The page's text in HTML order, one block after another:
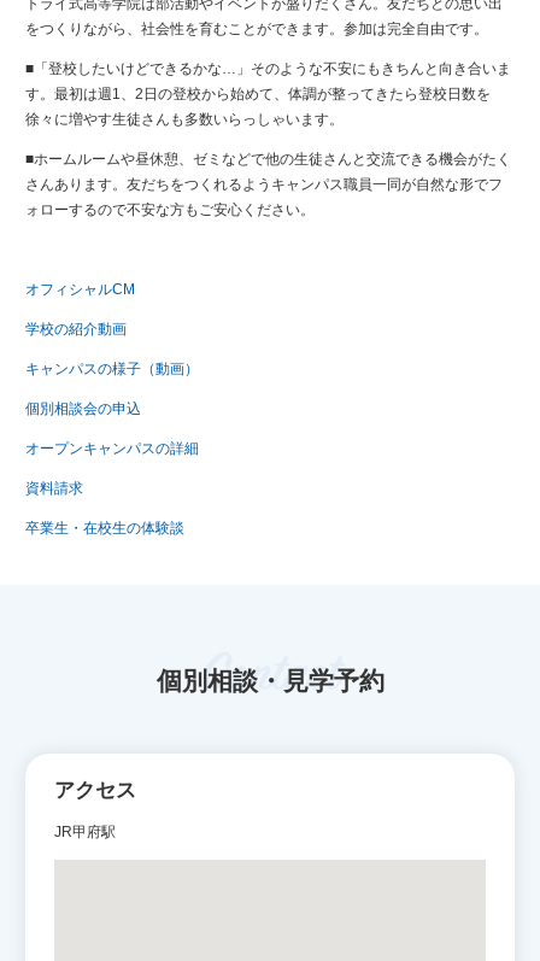
トライ式高等学院は部活動やイベントが盛りだくさん。友だちとの思い出
をつくりながら、社会性を育むことができます。参加は完全自由です。​
■「登校したいけどできるかな…」そのような不安にもきちんと向き合いま
す。最初は週1、2日の登校から始めて、体調が整ってきたら登校日数を
徐々に増やす生徒さんも多数いらっしゃいます。​
■ホームルームや昼休憩、ゼミなどで他の生徒さんと交流できる機会がたく
さんあります。友だちをつくれるようキャンパス職員一同が自然な形でフ
ォローするので不安な方もご安心ください。
オフィシャルCM
学校の紹介動画
キャンパスの様子（動画）
個別相談会の申込
オープンキャンパスの詳細
資料請求
卒業生・在校生の体験談
個別相談・見学予約
Contact
アクセス
JR甲府駅